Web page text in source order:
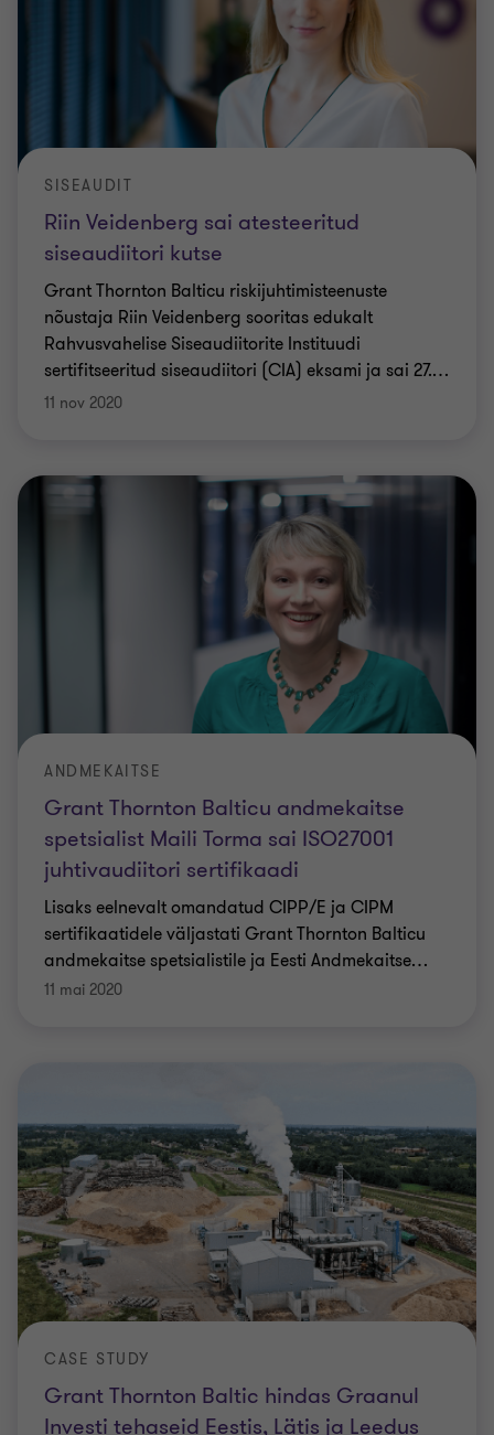
Riin Veidenberg sai atesteeritud
siseaudiitori kutse
SISEAUDIT
Grant Thornton Balticu riskijuhtimisteenuste
nõustaja Riin Veidenberg sooritas edukalt
Rahvusvahelise Siseaudiitorite Instituudi
sertifitseeritud siseaudiitori (CIA) eksami ja sai 27.…
11 nov 2020
Grant Thornton Balticu andmekaitse
spetsialist Maili Torma sai ISO27001
juhtivaudiitori sertifikaadi
ANDMEKAITSE
Lisaks eelnevalt omandatud CIPP/E ja CIPM
sertifikaatidele väljastati Grant Thornton Balticu
andmekaitse spetsialistile ja Eesti Andmekaitse…
11 mai 2020
Grant Thornton Baltic hindas Graanul
Investi tehaseid Eestis, Lätis ja Leedus
CASE STUDY